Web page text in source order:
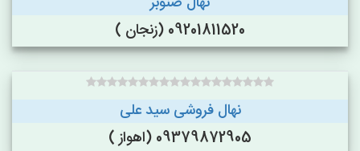
09201811520 (زنجان )
نهال فروشی سید علی
09379872905 (اهواز )